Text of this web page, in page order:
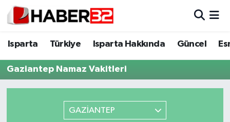
Isparta Türkiye Isparta Hakkında Güncel
Gaziantep Namaz Vakitleri
GAZİANTEP
Isparta
Isparta Hakkında
Esnaf Diyor ki;
Isparta Nöbetçi Eczaneler
Isparta Hava Durumu
Isparta Trafik Yoğunluk Haritası
Süper Lig Puan Durumu ve Fikstür